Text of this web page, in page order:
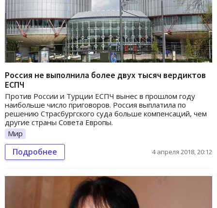
Россия не выполнила более двух тысяч вердиктов
ЕСПЧ
Против России и Турции ЕСПЧ вынес в прошлом году
наибольше число приговоров. Россия выплатила по
решению Страсбургского суда больше компенсаций, чем
другие страны Совета Европы.
Мир
Подробнее 4 апреля 2018, 20:12